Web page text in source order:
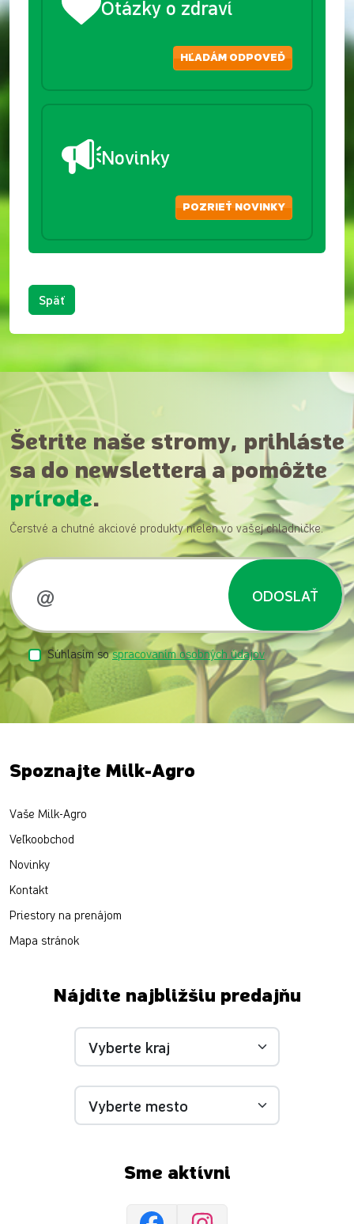
Otázky o zdraví
HĽADÁM ODPOVEĎ
Novinky
POZRIEŤ NOVINKY
Späť
Šetrite naše stromy, prihláste
sa do newslettera a pomôžte
prírode.
Čerstvé a chutné akciové produkty nielen vo vašej chladničke.
ODOSLAŤ
Súhlasím sospracovaním osobných údajov
Spoznajte Milk-Agro
Vaše Milk-Agro
Veľkoobchod
Novinky
Kontakt
Priestory na prenájom
Mapa stránok
Nájdite najbližšiu predajňu
Sme aktívni